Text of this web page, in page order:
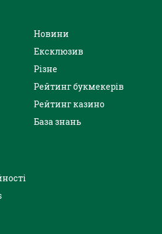
Новини
Ексклюзив
Різне
Рейтинг букмекерів
Рейтинг казино
База знань